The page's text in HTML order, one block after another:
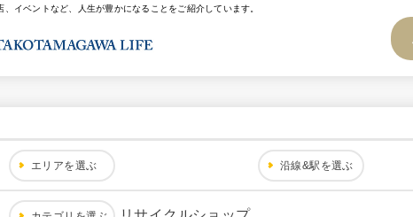
イベントなど、人生が豊かになることをご紹介しています。
エリアを選ぶ 沿線&駅を選ぶ